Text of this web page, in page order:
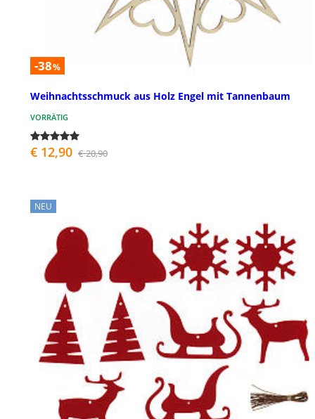
-38%
Weihnachtsschmuck aus Holz Engel mit Tannenbaum
VORRÄTIG
€ 12,90 € 20,90
NEU